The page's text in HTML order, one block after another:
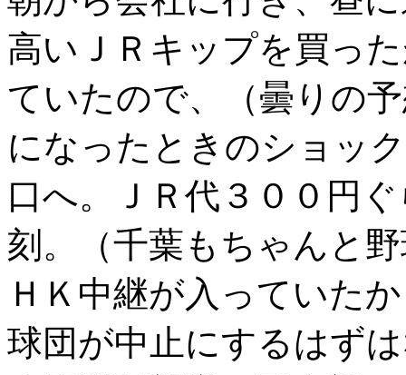
高いＪＲキップを買っ
ていたので、（曇りの
になったときのショッ
口へ。ＪＲ代３００円
刻。（千葉もちゃんと
ＨＫ中継が入っていた
球団が中止にするはず